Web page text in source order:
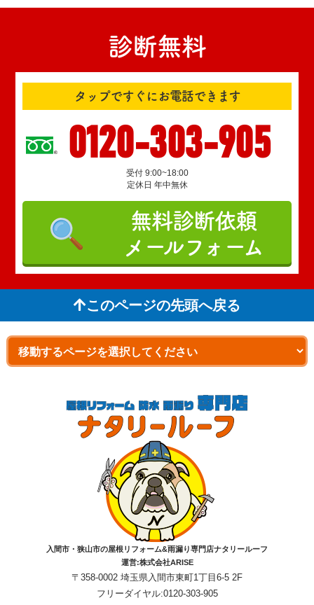
診断無料
タップですぐにお電話できます
0120-303-905
受付 9:00~18:00
定休日 年中無休
無料診断依頼
メールフォーム
このページの先頭へ戻る
入間市・狭山市の屋根リフォーム&雨漏り専門店ナタリールーフ
運営:株式会社ARISE
〒358-0002 埼玉県入間市東町1丁目6-5 2F
フリーダイヤル:0120-303-905